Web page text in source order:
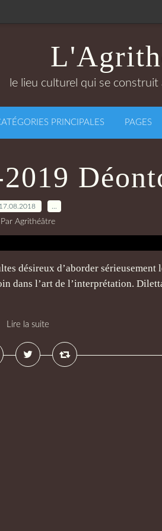
le lieu culturel qui se
PRINCIPALES PAGES
17.08.2018
Par Agrithéâtre
désireux d’aborder sérieusement
dans l’art de l’interprétation.
Lire la suite